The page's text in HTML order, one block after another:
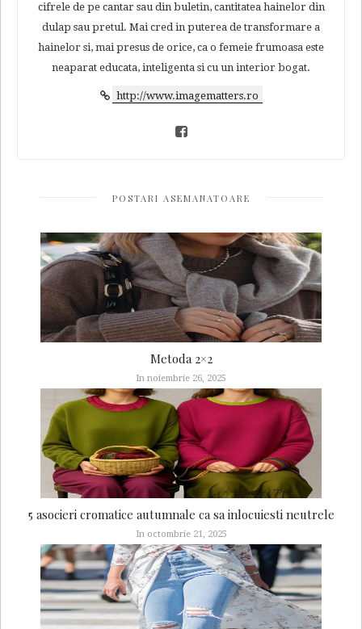
cifrele de pe cantar sau din buletin, cantitatea hainelor din
dulap sau pretul. Mai cred in puterea de transformare a
hainelor si, mai presus de orice, ca o femeie frumoasa este
neaparat educata, inteligenta si cu un interior bogat.
http://www.imagematters.ro
POSTARI ASEMANATOARE
Metoda 2×2
In noiembrie 26, 2025
5 asocieri cromatice autumnale ca sa inlocuiesti neutrele
In octombrie 21, 2025